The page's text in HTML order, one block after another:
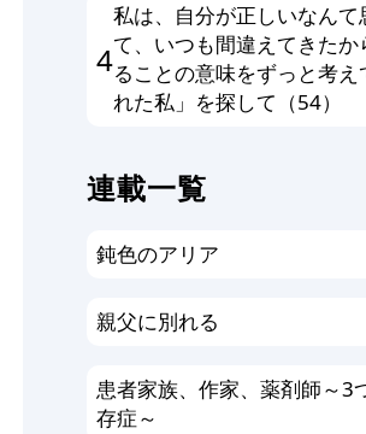
4
私は、自分が正しいなん
て、いつも間違えてきたか
ることの意味をずっと考
れた私」を探して（54）
連載一覧
鈍色のアリア
親父に別れる
患者家族、作家、薬剤師～3
存症～